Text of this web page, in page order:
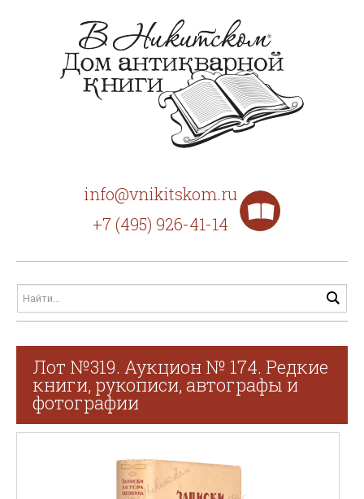
info@vnikitskom.ru
+7 (495) 926-41-14
Лот №319. Аукцион № 174. Редкие
книги, рукописи, автографы и
фотографии